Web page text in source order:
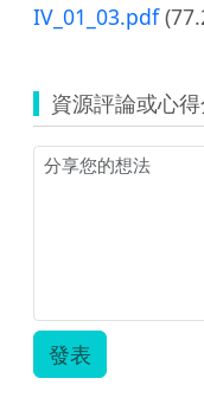
IV_01_03.pdf
資源評論或心
發表